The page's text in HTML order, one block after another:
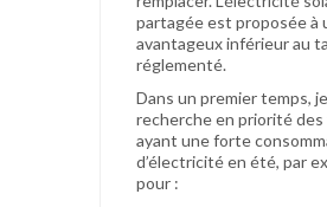
partagée est proposée à
avantageux inférieur au
réglementé.
Dans un premier temps, je
recherche en priorité des
ayant une forte
d’électricité en été, par
pour :